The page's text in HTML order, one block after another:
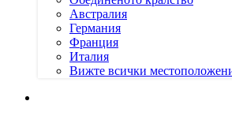
Австралия
Германия
Франция
Италия
Вижте всички